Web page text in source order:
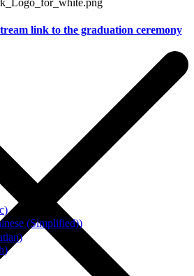
)
(Simplified))
)
)
link to the graduation ceremony